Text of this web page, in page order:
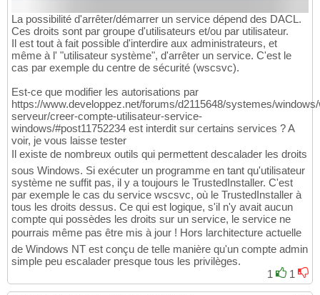
La possibilité d'arrêter/démarrer un service dépend des DACL.
Ces droits sont par groupe d'utilisateurs et/ou par utilisateur.
Il est tout à fait possible d'interdire aux administrateurs, et
même à l' "utilisateur système", d'arrêter un service. C'est le
cas par exemple du centre de sécurité (wscsvc).
Est-ce que modifier les autorisations par
https://www.developpez.net/forums/d2115648/systemes/
serveur/creer-compte-utilisateur-service-
windows/#post11752234 est interdit sur certains services ? A
voir, je vous laisse tester
Il existe de nombreux outils qui permettent descalader les droits
sous Windows. Si exécuter un programme en tant qu'utilisateur
système ne suffit pas, il y a toujours le TrustedInstaller. C'est
par exemple le cas du service wscsvc, où le TrustedInstaller à
tous les droits dessus. Ce qui est logique, s'il n'y avait aucun
compte qui possèdes les droits sur un service, le service ne
pourrais même pas être mis à jour ! Hors larchitecture actuelle
de Windows NT est conçu de telle manière qu'un compte admin
simple peu escalader presque tous les privilèges.
1
1